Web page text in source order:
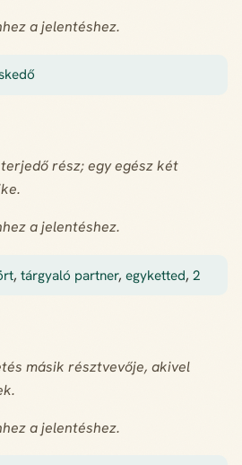
a jelentéshez.
rész; egy egész két
a jelentéshez.
, tárgyaló partner, egyketted, 2
másik résztvevője, akivel
a jelentéshez.